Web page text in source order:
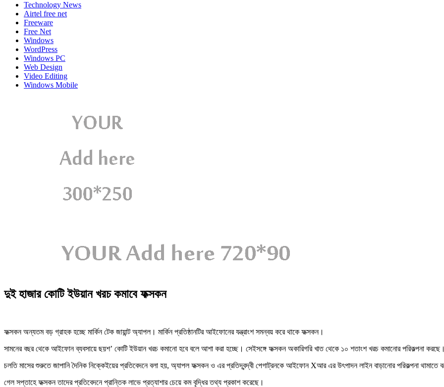
Technology News
Airtel free net
Freeware
Free Net
Windows
WordPress
Windows PC
Web Design
Video Editing
Windows Mobile
দুই হাজার কোটি ইউয়ান খরচ কমাবে ফক্সকন
ফক্সকন অন্যতম বড় গ্রাহক হচ্ছে মার্কিন টেক জায়ান্ট অ্যাপল। মার্কিন প্রতিষ্ঠানটির আইফোনের যন্ত্রাংশ সমন্বয় করে থাকে ফক্সকন।
সামনের বছর থেকে আইফোন ব্যবসায়ে ছয়শ’ কোটি ইউয়ান খরচ কমানো হবে বলে আশা করা হচ্ছে। সেইসঙ্গে ফক্সকন অকারিগরি খাত থেকে ১০ শতাংশ খরচ কমানোর পরিকল্পনা করছে।
চলতি মাসের শুরুতে জাপানি দৈনিক নিক্কেইয়ের প্রতিবেদনে বলা হয়, অ্যাপল ফক্সকন ও এর প্রতিদ্বন্দ্বী পেগাট্রনকে আইফোন Xআর এর উৎপাদন লাইন বাড়ানোর পরিকল্পনা থামাতে
গেল সপ্তাহে ফক্সকন তাদের প্রতিবেদনে প্রান্তিক লাভে প্রত্যাশার চেয়ে কম বৃদ্ধির তথ্য প্রকাশ করেছে।